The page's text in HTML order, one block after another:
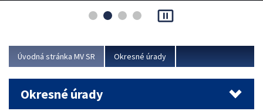
asociácie poisťovní (SLASPO) a Ministerstva vnútra SR.
Viac
pause_presentation
Úvodná stránka MV SR Okresné úrady
Okresné úrady